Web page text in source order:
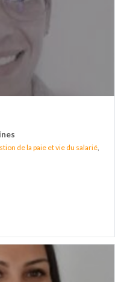
de la paie et vie du salarié,